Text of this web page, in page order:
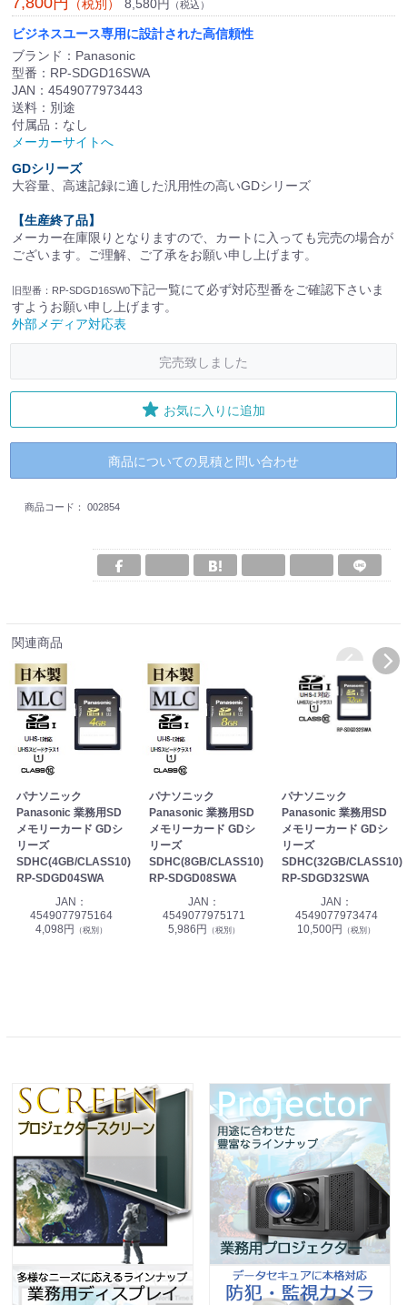
（税別） 8,580円 （税込）
ビジネスユース専用に設計された高信頼性
ブランド：Panasonic
型番：RP-SDGD16SWA
JAN：4549077973443
送料：別途
付属品：なし
メーカーサイトへ
GDシリーズ
大容量、高速記録に適した汎用性の高いGDシリーズ
【生産終了品】
メーカー在庫限りとなりますので、カートに入っても完売の場合が
ございます。ご理解、ご了承をお願い申し上げます。
旧型番：RP-SDGD16SW0下記一覧にて必ず対応型番をご確認下さいま
すようお願い申し上げます。
外部メディア対応表
完売致しました
お気に入りに追加
商品についての見積と問い合わせ
商品コード： 002854
関連商品
パナソニック
Panasonic 業務用SD
メモリーカード GDシ
リーズ
SDHC(4GB/CLASS10)
RP-SDGD04SWA
JAN：
4549077975164
4,098円
（税別）
パナソニック
Panasonic 業務用SD
メモリーカード GDシ
リーズ
SDHC(8GB/CLASS10)
RP-SDGD08SWA
JAN：
4549077975171
5,986円
（税別）
パナソニック
Panasonic 業務用SD
メモリーカード GDシ
リーズ
SDHC(32GB/CLASS10)
RP-SDGD32SWA
JAN：
4549077973474
10,500円
（税別）